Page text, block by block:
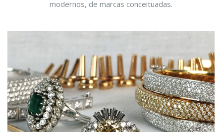
modernos, de marcas conceituadas.